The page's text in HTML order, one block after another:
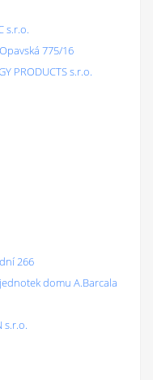
s.r.o.
775/16
PRODUCTS s.r.o.
266
domu A.Barcala
s.r.o.